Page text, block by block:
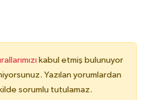
kabul etmiş bulunuyor
Yazılan yorumlardan
sorumlu tutulamaz.